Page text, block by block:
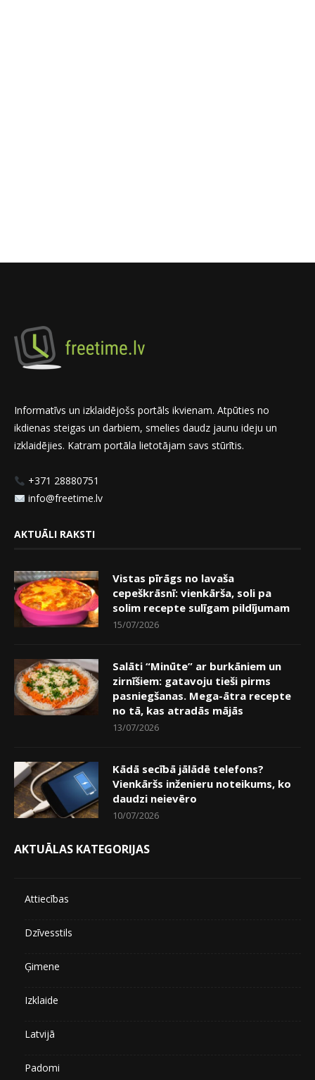
Informatīvs un izklaidējošs portāls ikvienam. Atpūties no
ikdienas steigas un darbiem, smelies daudz jaunu ideju un
izklaidējies. Katram portāla lietotājam savs stūrītis.
+371 28880751
info@freetime.lv
AKTUĀLI RAKSTI
Vistas pīrāgs no lavaša
cepeškrāsnī: vienkārša, soli pa
solim recepte sulīgam pildījumam
15/07/2026
Salāti “Minūte” ar burkāniem un
zirnīšiem: gatavoju tieši pirms
pasniegšanas. Mega-ātra recepte
no tā, kas atradās mājās
13/07/2026
Kādā secībā jālādē telefons?
Vienkāršs inženieru noteikums, ko
daudzi neievēro
10/07/2026
AKTUĀLAS KATEGORIJAS
Attiecības
Dzīvesstils
Ģimene
Izklaide
Latvijā
Padomi